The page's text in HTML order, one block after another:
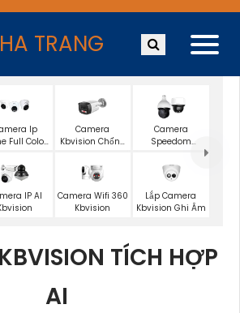
TRANG
Ip
Full Color
Camera
Kbvision Chống
Camera
Speedom
IP AI
Camera Wifi 360
Kbvision
Lắp Camera
Kbvision Ghi Âm
TÍCH HỢP
AI